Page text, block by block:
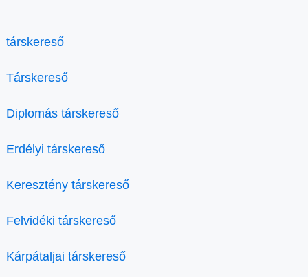
társkereső
Társkereső
Diplomás társkereső
Erdélyi társkereső
Keresztény társkereső
Felvidéki társkereső
Kárpátaljai társkereső